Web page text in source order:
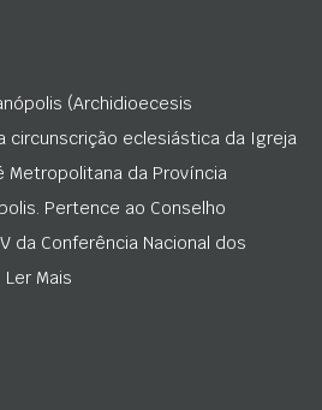
(Archidioecesis
circunscrição eclesiástica da Igreja
Metropolitana da Província
Pertence ao Conselho
da Conferência Nacional dos
Ler Mais